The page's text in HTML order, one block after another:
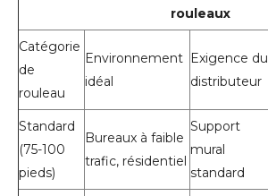
rouleaux
Catégorie
de
rouleau
Environnement
idéal
Exigence du
distributeur
Standard
(75-100
pieds)
Bureaux à faible
trafic, résidentiel
Support
mural
standard